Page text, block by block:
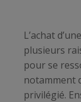
L’achat
plusieurs
pour se
notamment
privilégié.